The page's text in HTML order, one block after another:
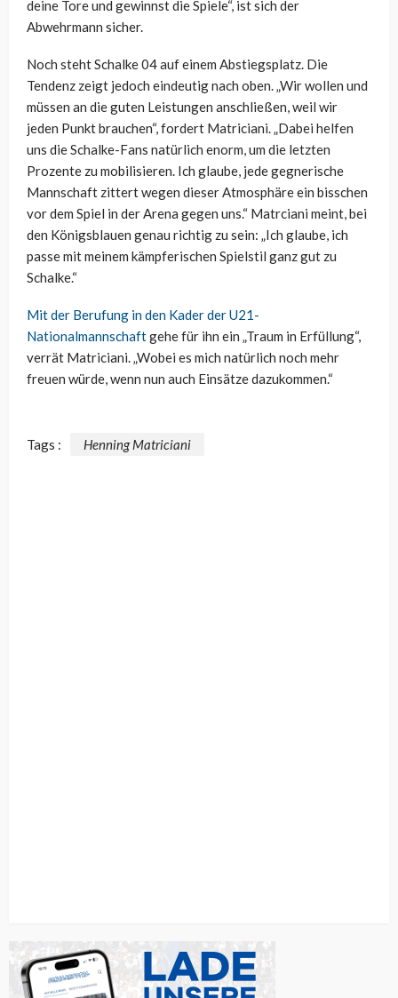
deine Tore und gewinnst die Spiele“, ist sich der
Abwehrmann sicher.
Noch steht Schalke 04 auf einem Abstiegsplatz. Die
Tendenz zeigt jedoch eindeutig nach oben. „Wir wollen und
müssen an die guten Leistungen anschließen, weil wir
jeden Punkt brauchen“, fordert Matriciani. „Dabei helfen
uns die Schalke-Fans natürlich enorm, um die letzten
Prozente zu mobilisieren. Ich glaube, jede gegnerische
Mannschaft zittert wegen dieser Atmosphäre ein bisschen
vor dem Spiel in der Arena gegen uns.“ Matrciani meint, bei
den Königsblauen genau richtig zu sein: „Ich glaube, ich
passe mit meinem kämpferischen Spielstil ganz gut zu
Schalke.“
Mit der Berufung in den Kader der U21-
Nationalmannschaftgehe für ihn ein „Traum in Erfüllung“,
verrät Matriciani. „Wobei es mich natürlich noch mehr
freuen würde, wenn nun auch Einsätze dazukommen.“
Tags : Henning Matriciani